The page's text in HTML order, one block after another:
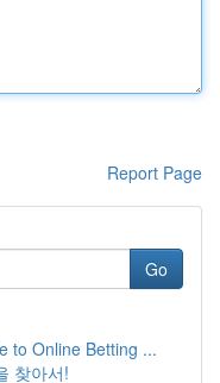
Report Page
Go
to Online Betting ...
찾아서!